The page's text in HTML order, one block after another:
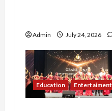
Admin July 24, 2026
Education Entertaiment